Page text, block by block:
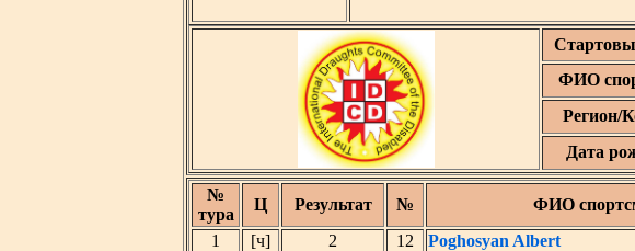
ФИО
Регион/
Дата
№
тура
Ц Результат № ФИО
1
[ч] 2 12 Poghosyan Albert